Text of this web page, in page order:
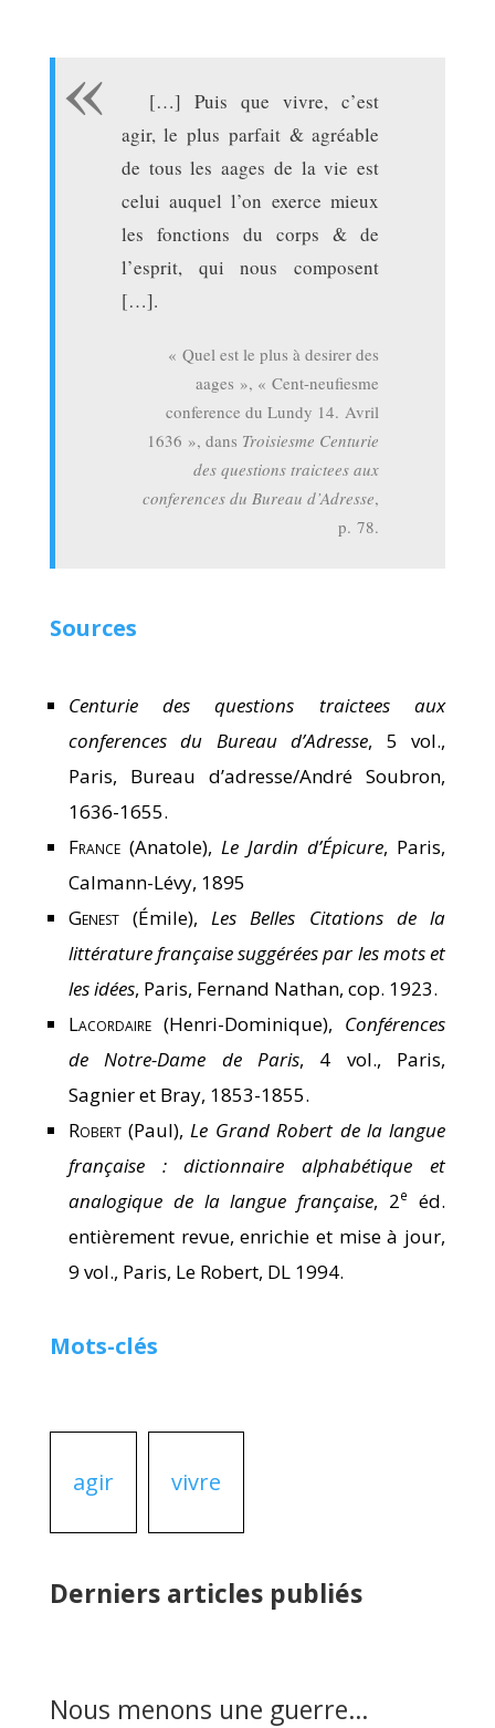
[…] Puis que vivre, c’est
agir, le plus parfait & agréable
de tous les aages de la vie est
celui auquel l’on exerce mieux
les fonctions du corps & de
l’esprit, qui nous composent
[…].
« Quel est le plus à desirer des
aages », « Cent-neufiesme
conference du Lundy 14. Avril
1636 », dans Troisiesme Centurie
des questions traictees aux
conferences du Bureau d’Adresse,
p. 78.
Sources
Centurie des questions traictees aux
conferences du Bureau d’Adresse, 5 vol.,
Paris, Bureau d’adresse/André Soubron,
1636-1655.
France(Anatole), Le Jardin d’Épicure, Paris,
Calmann-Lévy, 1895
Genest(Émile),Les Belles Citations de la
littérature française suggérées par les mots et
les idées, Paris, Fernand Nathan, cop. 1923.
Lacordaire(Henri-Dominique), Conférences
de Notre-Dame de Paris, 4 vol., Paris,
Sagnier et Bray, 1853-1855.
Robert(Paul),Le Grand Robert de la langue
française : dictionnaire alphabétique et
analogique de la langue française, 2e
éd.
entièrement revue, enrichie et mise à jour,
9 vol., Paris, Le Robert, DL 1994.
Mots-clés
agir vivre
Derniers articles publiés
Nous menons une guerre…